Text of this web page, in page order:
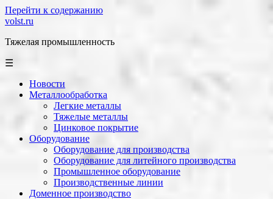
Перейти к содержанию
volst.ru
Тяжелая промышленность
☰
Новости
Металлообработка
Легкие металлы
Тяжелые металлы
Цинковое покрытие
Оборудование
Оборудование для производства
Оборудование для литейного производства
Промышленное оборудование
Производственные линии
Доменное производство